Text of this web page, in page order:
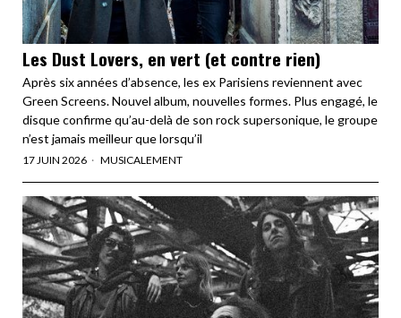
Les Dust Lovers, en vert (et contre rien)
Après six années d’absence, les ex Parisiens reviennent avec
Green Screens. Nouvel album, nouvelles formes. Plus engagé, le
disque confirme qu’au-delà de son rock supersonique, le groupe
n’est jamais meilleur que lorsqu’il
17 JUIN 2026 MUSICALEMENT